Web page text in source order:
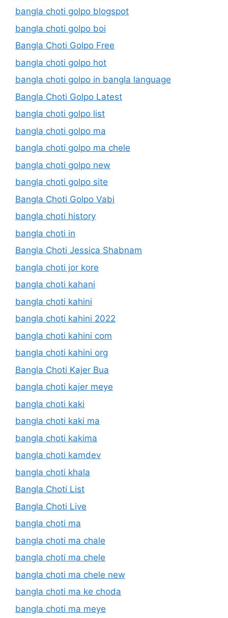
bangla choti golpo blogspot
bangla choti golpo boi
Bangla Choti Golpo Free
bangla choti golpo hot
bangla choti golpo in bangla language
Bangla Choti Golpo Latest
bangla choti golpo list
bangla choti golpo ma
bangla choti golpo ma chele
bangla choti golpo new
bangla choti golpo site
Bangla Choti Golpo Vabi
bangla choti history
bangla choti in
Bangla Choti Jessica Shabnam
bangla choti jor kore
bangla choti kahani
bangla choti kahini
bangla choti kahini 2022
bangla choti kahini com
bangla choti kahini org
Bangla Choti Kajer Bua
bangla choti kajer meye
bangla choti kaki
bangla choti kaki ma
bangla choti kakima
bangla choti kamdev
bangla choti khala
Bangla Choti List
Bangla Choti Live
bangla choti ma
bangla choti ma chale
bangla choti ma chele
bangla choti ma chele new
bangla choti ma ke choda
bangla choti ma meye